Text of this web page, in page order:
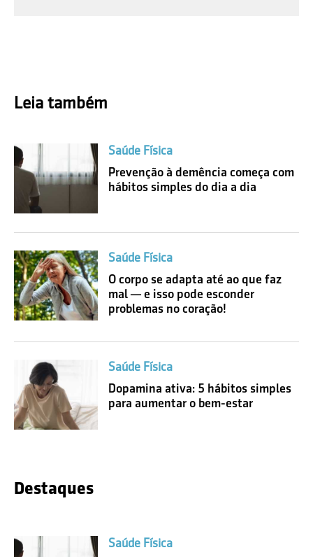
Leia também
Saúde Física
Prevenção à demência começa com
hábitos simples do dia a dia
Saúde Física
O corpo se adapta até ao que faz
mal — e isso pode esconder
problemas no coração!
Saúde Física
Dopamina ativa: 5 hábitos simples
para aumentar o bem-estar
Destaques
Saúde Física